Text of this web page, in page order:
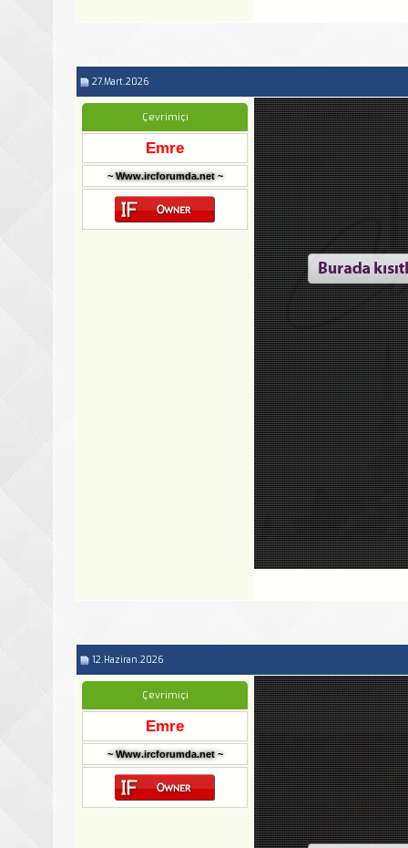
27.Mart.2026
Çevrimiçi
Emre
~ Www.ircforumda.net ~
Cevap: ...Hayırlı Cumalar...
12.Haziran.2026
Çevrimiçi
Emre
~ Www.ircforumda.net ~
Cevap: ...Hayırlı Cumalar...